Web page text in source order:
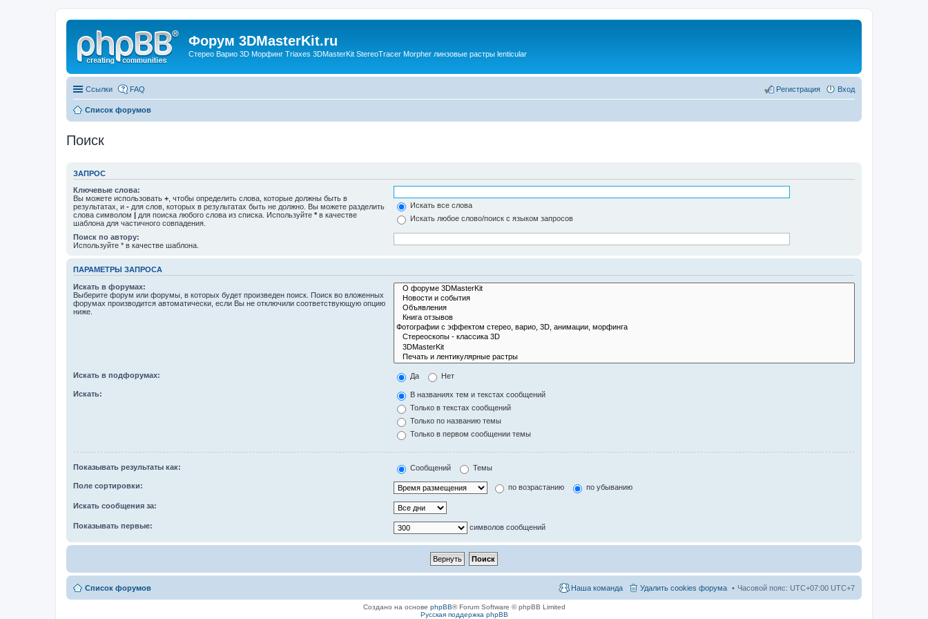
Форум 3DMasterKit.ru
Стерео Варио 3D Морфинг Triaxes 3DMasterKit StereoTracer Morpher линзовые растры lenticular
Ссылки FAQ Вход
Регистрация
Список форумов
Поиск
ЗАПРОС
Ключевые слова:
Вы можете использовать + , чтобы определить слова, которые должны быть в
результатах, и - для слов, которых в результатах быть не должно. Вы можете разделить
слова символом | для поиска любого слова из списка. Используйте * в качестве
шаблона для частичного совпадения.
Искать все слова
Искать любое слово/поиск с языком запросов
Поиск по автору:
Используйте * в качестве шаблона.
ПАРАМЕТРЫ ЗАПРОСА
Искать в форумах:
Выберите форум или форумы, в которых будет произведен поиск. Поиск во вложенных
форумах производится автоматически, если Вы не отключили соответствующую опцию
ниже.
Искать в подфорумах: Да Нет
Искать:
В названиях тем и текстах сообщений
Только в текстах сообщений
Только по названию темы
Только в первом сообщении темы
Показывать результаты как: Сообщений Темы
Поле сортировки: по возрастанию по убыванию
Искать сообщения за:
Показывать первые: символов сообщений
Список форумов Часовой пояс: UTC+07:00 UTC+7
Удалить cookies форума
Наша команда
Создано на основе phpBB® Forum Software © phpBB Limited
Русская поддержка phpBB